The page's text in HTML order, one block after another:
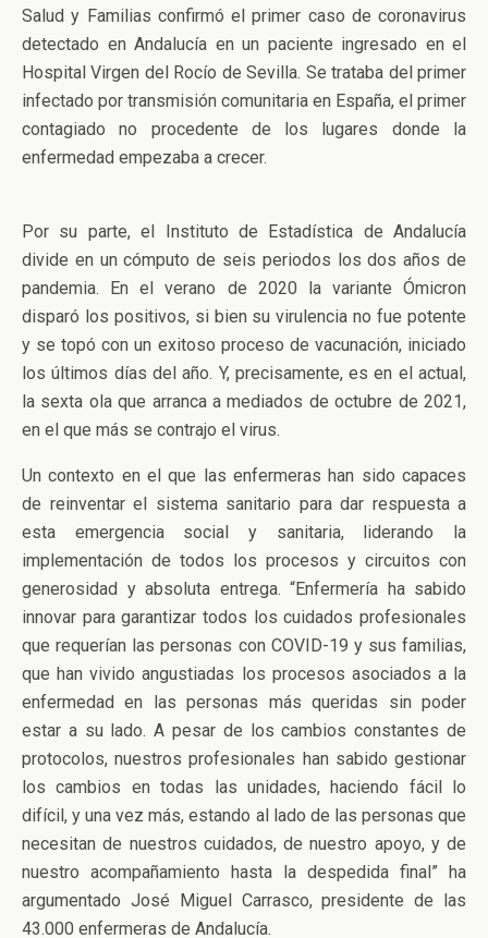
Salud y Familias confirmó el primer caso de coronavirus
detectado en Andalucía en un paciente ingresado en el
Hospital Virgen del Rocío de Sevilla. Se trataba del primer
infectado por transmisión comunitaria en España, el primer
contagiado no procedente de los lugares donde la
enfermedad empezaba a crecer.
Por su parte, el Instituto de Estadística de Andalucía
divide en un cómputo de seis periodos los dos años de
pandemia. En el verano de 2020 la variante Ómicron
disparó los positivos, si bien su virulencia no fue potente
y se topó con un exitoso proceso de vacunación, iniciado
los últimos días del año. Y, precisamente, es en el actual,
la sexta ola que arranca a mediados de octubre de 2021,
en el que más se contrajo el virus.
Un contexto en el que las enfermeras han sido capaces
de reinventar el sistema sanitario para dar respuesta a
esta emergencia social y sanitaria, liderando la
implementación de todos los procesos y circuitos con
generosidad y absoluta entrega. “Enfermería ha sabido
innovar para garantizar todos los cuidados profesionales
que requerían las personas con COVID-19 y sus familias,
que han vivido angustiadas los procesos asociados a la
enfermedad en las personas más queridas sin poder
estar a su lado. A pesar de los cambios constantes de
protocolos, nuestros profesionales han sabido gestionar
los cambios en todas las unidades, haciendo fácil lo
difícil, y una vez más, estando al lado de las personas que
necesitan de nuestros cuidados, de nuestro apoyo, y de
nuestro acompañamiento hasta la despedida final” ha
argumentado José Miguel Carrasco, presidente de las
43.000 enfermeras de Andalucía.